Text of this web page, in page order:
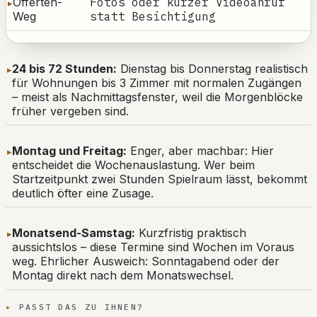
Weg
statt Besichtigung
24 bis 72 Stunden: Dienstag bis Donnerstag realistisch
für Wohnungen bis 3 Zimmer mit normalen Zugängen
– meist als Nachmittagsfenster, weil die Morgenblöcke
früher vergeben sind.
Montag und Freitag: Enger, aber machbar: Hier
entscheidet die Wochenauslastung. Wer beim
Startzeitpunkt zwei Stunden Spielraum lässt, bekommt
deutlich öfter eine Zusage.
Monatsend-Samstag: Kurzfristig praktisch
aussichtslos – diese Termine sind Wochen im Voraus
weg. Ehrlicher Ausweich: Sonntagabend oder der
Montag direkt nach dem Monatswechsel.
PASST DAS ZU IHNEN?